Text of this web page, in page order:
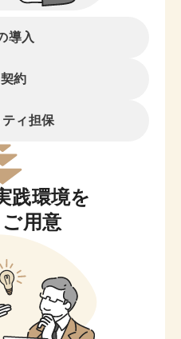
導入
約
ィ担保
践環境を
用意